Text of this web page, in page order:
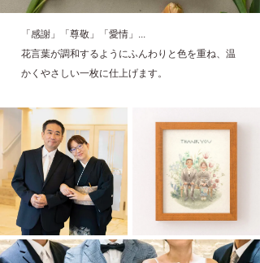
「感謝」「尊敬」「愛情」...
花言葉が調和するようにふんわりと色を重ね、温
かくやさしい一枚に仕上げます。